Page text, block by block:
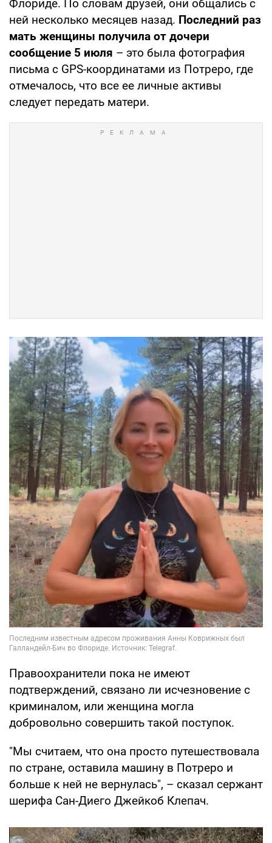
Флориде. По словам друзей, они общались с
ней несколько месяцев назад. Последний раз
мать женщины получила от дочери
сообщение 5 июля – это была фотография
письма с GPS-координатами из Потреро, где
отмечалось, что все ее личные активы
следует передать матери.
Правоохранители пока не имеют
подтверждений, связано ли исчезновение с
криминалом, или женщина могла
добровольно совершить такой поступок.
"Мы считаем, что она просто путешествовала
по стране, оставила машину в Потреро и
больше к ней не вернулась", – сказал сержант
шерифа Сан-Диего Джейкоб Клепач.